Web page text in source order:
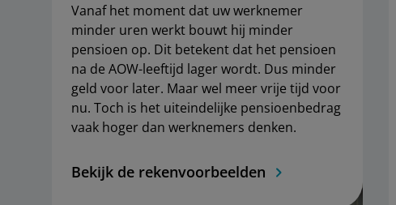
Vanaf het moment dat uw werknemer
minder uren werkt bouwt hij minder
pensioen op. Dit betekent dat het pensioen
na de AOW-leeftijd lager wordt. Dus minder
geld voor later. Maar wel meer vrije tijd voor
nu. Toch is het uiteindelijke pensioenbedrag
vaak hoger dan werknemers denken.
Bekijk de rekenvoorbeelden